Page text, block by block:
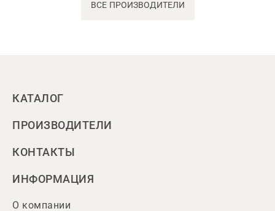
ВСЕ ПРОИЗВОДИТЕЛИ
КАТАЛОГ
ПРОИЗВОДИТЕЛИ
КОНТАКТЫ
ИНФОРМАЦИЯ
О компании